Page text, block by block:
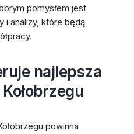
pomysłem jest
i analizy, które będą
najlepsza
powinna